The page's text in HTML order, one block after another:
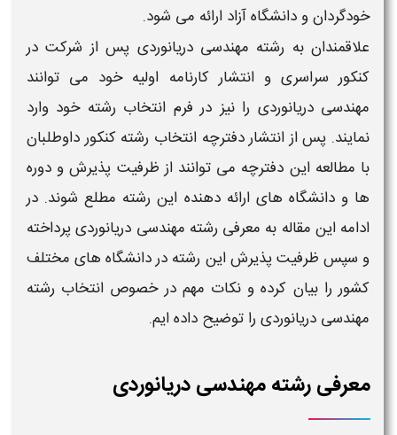
خودگردان ودانشگاهآزاد ارائه می شود.
علاقمندان به رشته مهندسی دریانوردی ​ پس از شرکت در
کنکور سراسریو انتشار کارنامه اولیه خود می توانند
مهندسی دریانوردی ​ را نیز در فرم انتخاب رشتهخود وارد
نمایند. پس از انتشار دفترچهانتخاب رشته کنکورداوطلبان
با مطالعه این دفترچه می توانند از ظرفیت پذیرش و دوره
ها ودانشگاه های ارائه دهنده این رشته مطلع شوند. در
ادامه این مقاله به معرفی رشته مهندسی دریانوردی ​پرداخته
و سپس ظرفیتپذیرش این رشته دردانشگاه های مختلف
کشور را بیان کرده و نکات مهم در خصوص انتخاب رشته
مهندسی دریانوردی ​ را توضیح داده ایم.
معرفی رشته مهندسی دریانوردی